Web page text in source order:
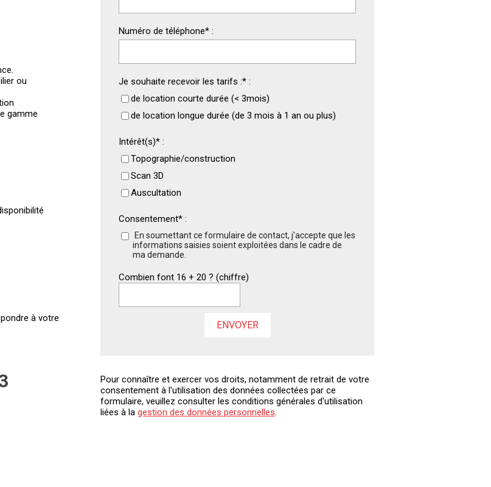
ou
gamme
à votre
Numéro de téléphone* :
Je souhaite recevoir les tarifs :* :
de location courte durée (< 3mois)
de location longue durée (de 3 mois à 1 an ou plus)
Intérêt(s)* :
Topographie/construction
Scan 3D
Auscultation
Consentement* :
En soumettant ce formulaire de contact, j'accepte que les
informations saisies soient exploitées dans le cadre de
ma demande.
Combien font 16 + 20 ? (chiffre)
Pour connaître et exercer vos droits, notamment de retrait de votre
consentement à l'utilisation des données collectées par ce
formulaire, veuillez consulter les conditions générales d'utilisation
liées à la gestion des données personnelles.